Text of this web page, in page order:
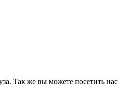
Так же вы можете посетить